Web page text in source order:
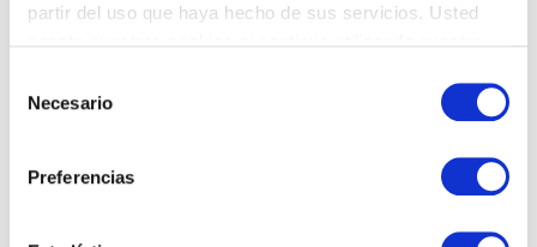
partir del uso que haya hecho de sus servicios. Usted
Necesario
Preferencias